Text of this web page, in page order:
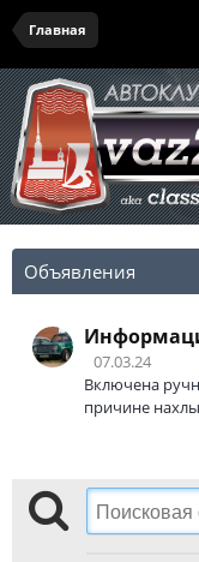
Главная
Объявления
07.03.24
Включена
причине